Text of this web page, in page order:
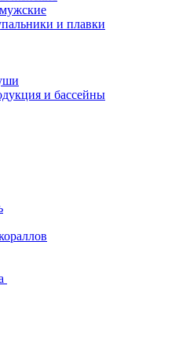
и плавки
и бассейны